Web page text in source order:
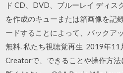
ド CD、DVD、ブルーレイ ディス
を作成のキューまたは箱画像を記
ードすることによって、バックア
無料. 私たち視聴覚再生 2019年11
Creatorで、できることや操作方